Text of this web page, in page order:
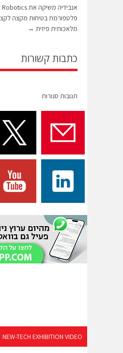
פלטפורמת בטיחות מקצה לקצה
מלאכותית פיזית →
כתבות קשורות
תגובות סגורות
NEW-TECH EXHIBITION VIDEO